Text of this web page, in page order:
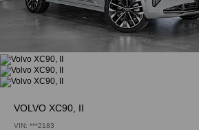
VOLVO XC90, II
VIN: ***2183